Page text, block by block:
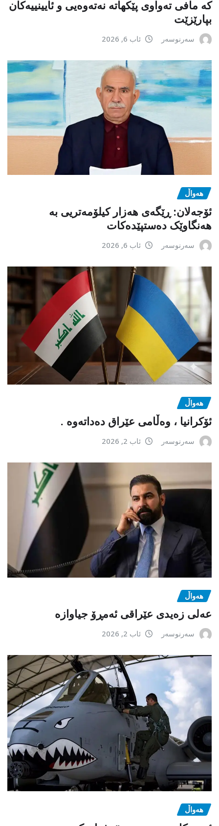
کە مافی تەواوی پێکهاتە نەتەوەیی و ئایینییەکان
بپارێزێت
سەرنوسەر ئاب 6, 2026
هەواڵ
ئۆجەلان: ڕێگەی هەزار کیلۆمەتریی بە
هەنگاوێک دەستپێدەکات
سەرنوسەر ئاب 6, 2026
هەواڵ
ئۆکرانیا ، وەڵامی عێراق دەداتەوە .
سەرنوسەر ئاب 2, 2026
هەواڵ
عەلی زەیدی عێراقی ئەمڕۆ جیاوازە
سەرنوسەر ئاب 2, 2026
هەواڵ